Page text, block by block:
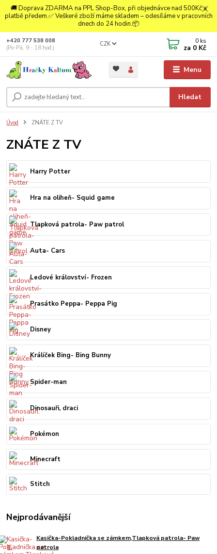
🚚 Doprava ZDARMA na PPL Shop-Box, při objednávce nad 500Kč a
platbě předem.✅ Veškeré zboží máme skladem – odesíláme v pracovních
dnech do 24 hodin.📦
Menu
CZK
Hledat
+420 777 538 008
(Po-Pá, 9 - 18 hod.)
0 ks
za 0 Kč
Úvod ZNÁTE Z TV
ZNÁTE Z TV
Harry Potter
Hra na oliheň- Squid game
Tlapková patrola- Paw patrol
Auta- Cars
Ledové království- Frozen
Prasátko Peppa- Peppa Pig
Disney
Králíček Bing- Bing Bunny
Spider-man
Dinosauři, draci
Pokémon
Minecraft
Stitch
Nejprodávanější
1.
Kasička-Pokladnička se zámkem,Tlapková patrola- Paw
patrola